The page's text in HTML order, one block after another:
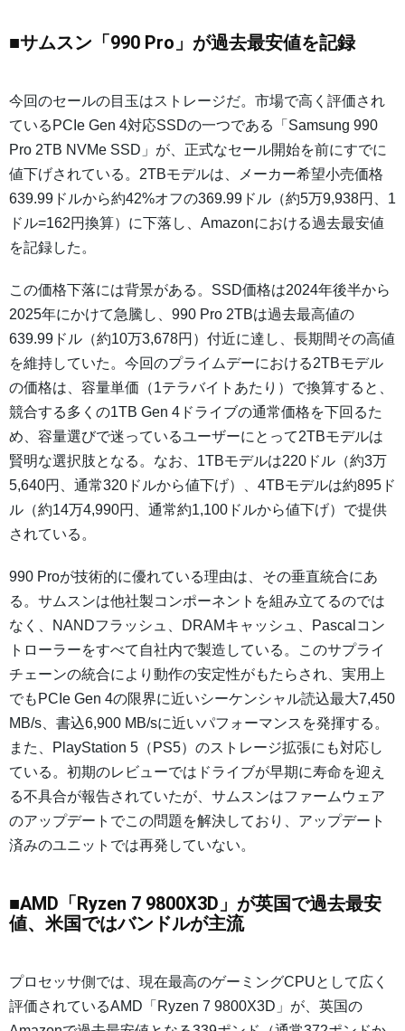
■サムスン「990 Pro」が過去最安値を記録
今回のセールの目玉はストレージだ。市場で高く評価され
ているPCIe Gen 4対応SSDの一つである「Samsung 990
Pro 2TB NVMe SSD」が、正式なセール開始を前にすでに
値下げされている。2TBモデルは、メーカー希望小売価格
639.99ドルから約42%オフの369.99ドル（約5万9,938円、1
ドル=162円換算）に下落し、Amazonにおける過去最安値
を記録した。
この価格下落には背景がある。SSD価格は2024年後半から
2025年にかけて急騰し、990 Pro 2TBは過去最高値の
639.99ドル（約10万3,678円）付近に達し、長期間その高値
を維持していた。今回のプライムデーにおける2TBモデル
の価格は、容量単価（1テラバイトあたり）で換算すると、
競合する多くの1TB Gen 4ドライブの通常価格を下回るた
め、容量選びで迷っているユーザーにとって2TBモデルは
賢明な選択肢となる。なお、1TBモデルは220ドル（約3万
5,640円、通常320ドルから値下げ）、4TBモデルは約895ド
ル（約14万4,990円、通常約1,100ドルから値下げ）で提供
されている。
990 Proが技術的に優れている理由は、その垂直統合にあ
る。サムスンは他社製コンポーネントを組み立てるのでは
なく、NANDフラッシュ、DRAMキャッシュ、Pascalコン
トローラーをすべて自社内で製造している。このサプライ
チェーンの統合により動作の安定性がもたらされ、実用上
でもPCIe Gen 4の限界に近いシーケンシャル読込最大7,450
MB/s、書込6,900 MB/sに近いパフォーマンスを発揮する。
また、PlayStation 5（PS5）のストレージ拡張にも対応し
ている。初期のレビューではドライブが早期に寿命を迎え
る不具合が報告されていたが、サムスンはファームウェア
のアップデートでこの問題を解決しており、アップデート
済みのユニットでは再発していない。
■AMD「Ryzen 7 9800X3D」が英国で過去最安
値、米国ではバンドルが主流
プロセッサ側では、現在最高のゲーミングCPUとして広く
評価されているAMD「Ryzen 7 9800X3D」が、英国の